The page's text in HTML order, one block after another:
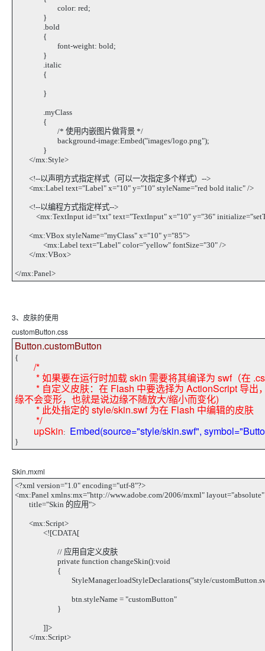
color: red;
}
.bold
{
font-weight: bold;
}
.italic
{
}
.myClass
{
/* 使用内嵌图片做背景 */
background-image:Embed("images/logo.png");
}
</mx:Style>
<!--以声明方式指定样式（可以一次指定多个样式）-->
<mx:Label text="Label" x="10" y="10" styleName="red bold italic" />
<!--以编程方式指定样式-->
<mx:TextInput id="txt" text="TextInput" x="10" y="36"
<mx:VBox styleName="myClass" x="10" y="85">
<mx:Label text="Label" color="yellow" fontSize="30" />
</mx:VBox>
</mx:Panel>
3、皮肤的使用
customButton.css
Button.customButton
{
/*
* 如果要在运行时加载 skin 需要将其编译为 swf（在
* 自定义皮肤：在 Flash 中要选择为 ActionScript 导出
缘不会变形，也就是说边缘不随放大/缩小而变化)
* 此处指定的 style/skin.swf 为在 Flash 中编辑的皮肤
*/
upSkin: Embed(source="style/skin.swf",
}
Skin.mxml
<?xml version="1.0" encoding="utf-8"?>
<mx:Panel xmlns:mx="http://www.adobe.com/2006/mxml"
title="Skin 的应用">
<mx:Script>
<![CDATA[
// 应用自定义皮肤
private function changeSkin():void
{
StyleManager.loadStyleDeclarations("style/
btn.styleName = "customButton"
}
]]>
</mx:Script>